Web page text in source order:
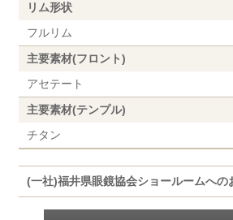
リム形状
フルリム
主要素材(フロント)
アセテート
主要素材(テンプル)
チタン
(一社)福井県眼鏡協会ショールームへの